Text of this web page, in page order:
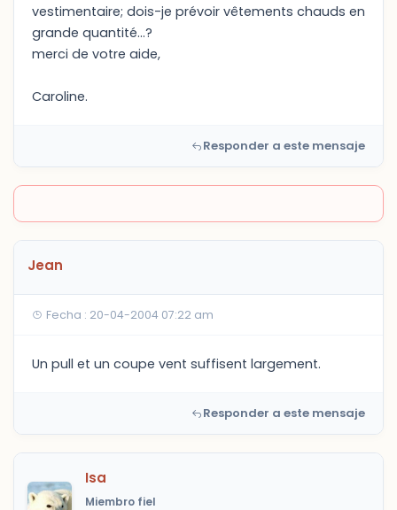
vestimentaire; dois-je prévoir vêtements chauds en
grande quantité...?
merci de votre aide,
Caroline.
Responder a este mensaje
Jean
Fecha : 20-04-2004 07:22 am
Un pull et un coupe vent suffisent largement.
Responder a este mensaje
Isa
Miembro fiel